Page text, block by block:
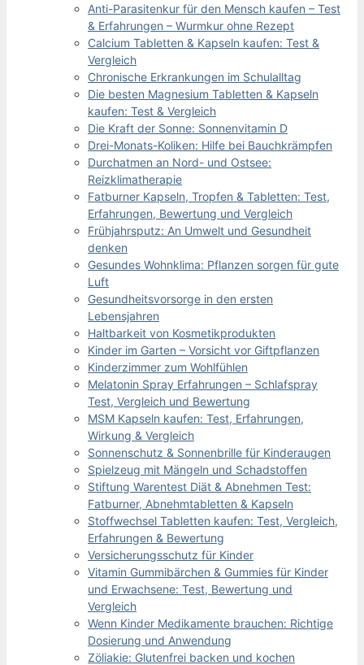
Anti-Parasitenkur für den Mensch kaufen – Test
& Erfahrungen – Wurmkur ohne Rezept
Calcium Tabletten & Kapseln kaufen: Test &
Vergleich
Chronische Erkrankungen im Schulalltag
Die besten Magnesium Tabletten & Kapseln
kaufen: Test & Vergleich
Die Kraft der Sonne: Sonnenvitamin D
Drei-Monats-Koliken: Hilfe bei Bauchkrämpfen
Durchatmen an Nord- und Ostsee:
Reizklimatherapie
Fatburner Kapseln, Tropfen & Tabletten: Test,
Erfahrungen, Bewertung und Vergleich
Frühjahrsputz: An Umwelt und Gesundheit
denken
Gesundes Wohnklima: Pflanzen sorgen für gute
Luft
Gesundheitsvorsorge in den ersten
Lebensjahren
Haltbarkeit von Kosmetikprodukten
Kinder im Garten – Vorsicht vor Giftpflanzen
Kinderzimmer zum Wohlfühlen
Melatonin Spray Erfahrungen – Schlafspray
Test, Vergleich und Bewertung
MSM Kapseln kaufen: Test, Erfahrungen,
Wirkung & Vergleich
Sonnenschutz & Sonnenbrille für Kinderaugen
Spielzeug mit Mängeln und Schadstoffen
Stiftung Warentest Diät & Abnehmen Test:
Fatburner, Abnehmtabletten & Kapseln
Stoffwechsel Tabletten kaufen: Test, Vergleich,
Erfahrungen & Bewertung
Versicherungsschutz für Kinder
Vitamin Gummibärchen & Gummies für Kinder
und Erwachsene: Test, Bewertung und
Vergleich
Wenn Kinder Medikamente brauchen: Richtige
Dosierung und Anwendung
Zöliakie: Glutenfrei backen und kochen